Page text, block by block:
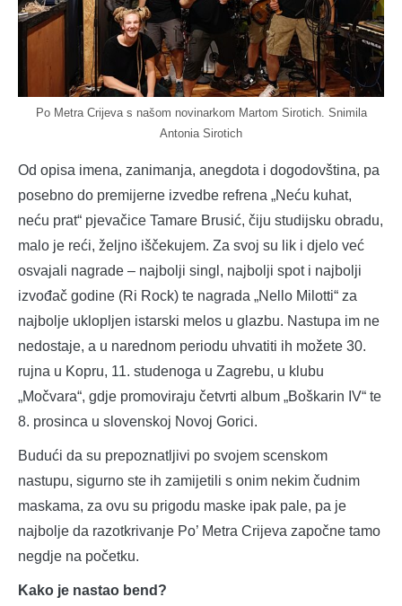
Po Metra Crijeva s našom novinarkom Martom Sirotich. Snimila
Antonia Sirotich
Od opisa imena, zanimanja, anegdota i dogodovština, pa
posebno do premijerne izvedbe refrena „Neću kuhat,
neću prat“ pjevačice Tamare Brusić, čiju studijsku obradu,
malo je reći, željno iščekujem. Za svoj su lik i djelo već
osvajali nagrade – najbolji singl, najbolji spot i najbolji
izvođač godine (Ri Rock) te nagrada „Nello Milotti“ za
najbolje uklopljen istarski melos u glazbu. Nastupa im ne
nedostaje, a u narednom periodu uhvatiti ih možete 30.
rujna u Kopru, 11. studenoga u Zagrebu, u klubu
„Močvara“, gdje promoviraju četvrti album „Boškarin IV“ te
8. prosinca u slovenskoj Novoj Gorici.
Budući da su prepoznatljivi po svojem scenskom
nastupu, sigurno ste ih zamijetili s onim nekim čudnim
maskama, za ovu su prigodu maske ipak pale, pa je
najbolje da razotkrivanje Po’ Metra Crijeva započne tamo
negdje na početku.
Kako je nastao bend?